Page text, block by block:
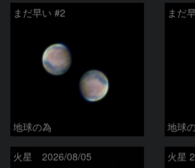
まだ早い #2
地球の為
まだ
地球
火星 2026/08/05 火星